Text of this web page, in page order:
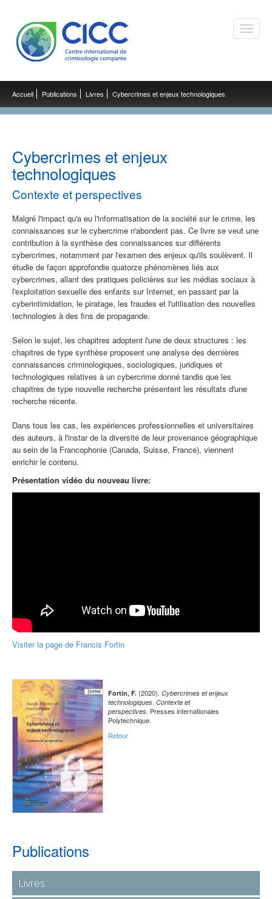
Toggle
Accueil Publications Livres Cybercrimes et enjeux technologiques
Cybercrimes et enjeux
technologiques
Contexte et perspectives
Malgré l'impact qu'a eu l'informatisation de la société sur le crime, les
connaissances sur le cybercrime n'abondent pas. Ce livre se veut une
contribution à la synthèse des connaissances sur différents
cybercrimes, notamment par l'examen des enjeux qu'ils soulèvent. Il
étudie de façon approfondie quatorze phénomènes liés aux
cybercrimes, allant des pratiques policières sur les médias sociaux à
l'exploitation sexuelle des enfants sur Internet, en passant par la
cyberintimidation, le piratage, les fraudes et l'utilisation des nouvelles
technologies à des fins de propagande.
Selon le sujet, les chapitres adoptent l'une de deux structures : les
chapitres de type synthèse proposent une analyse des dernières
connaissances criminologiques, sociologiques, juridiques et
technologiques relatives à un cybercrime donné tandis que les
chapitres de type nouvelle recherche présentent les résultats d'une
recherche récente.
Dans tous les cas, les expériences professionnelles et universitaires
des auteurs, à l'instar de la diversité de leur provenance géographique
au sein de la Francophonie (Canada, Suisse, France), viennent
enrichir le contenu.
Présentation vidéo du nouveau livre:
Visiter la page de Francis Fortin
Fortin, F. (2020). Cybercrimes et enjeux
technologiques. Contexte et
perspectives. Presses internationales
Polytechnique.
Retour
Publications
Livres